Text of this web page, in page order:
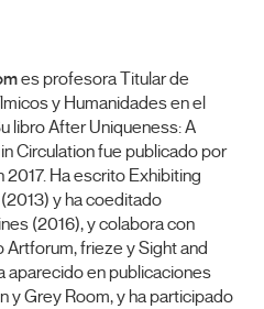
es profesora Titular de
y Humanidades en el
libro After Uniqueness: A
Circulation fue publicado por
Ha escrito Exhibiting
y ha coeditado
(2016), y colabora con
frieze y Sight and
aparecido en publicaciones
y Grey Room, y ha participado